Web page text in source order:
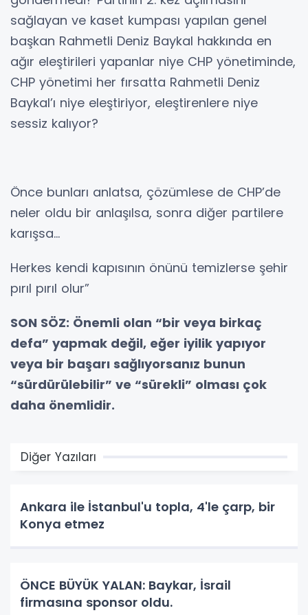
sağlayan ve kaset kumpası yapılan genel
başkan Rahmetli Deniz Baykal hakkında en
ağır eleştirileri yapanlar niye CHP yönetiminde,
CHP yönetimi her fırsatta Rahmetli Deniz
Baykal’ı niye eleştiriyor, eleştirenlere niye
sessiz kalıyor?
Önce bunları anlatsa, çözümlese de CHP’de
neler oldu bir anlaşılsa, sonra diğer partilere
karışsa...
Herkes kendi kapısının önünü temizlerse şehir
pırıl pırıl olur”
SON SÖZ: Önemli olan “bir veya birkaç
defa” yapmak değil, eğer iyilik yapıyor
veya bir başarı sağlıyorsanız bunun
“sürdürülebilir” ve “sürekli” olması çok
daha önemlidir.
Diğer Yazıları
Ankara ile İstanbul'u topla, 4'le çarp, bir
Konya etmez
ÖNCE BÜYÜK YALAN: Baykar, İsrail
firmasına sponsor oldu.